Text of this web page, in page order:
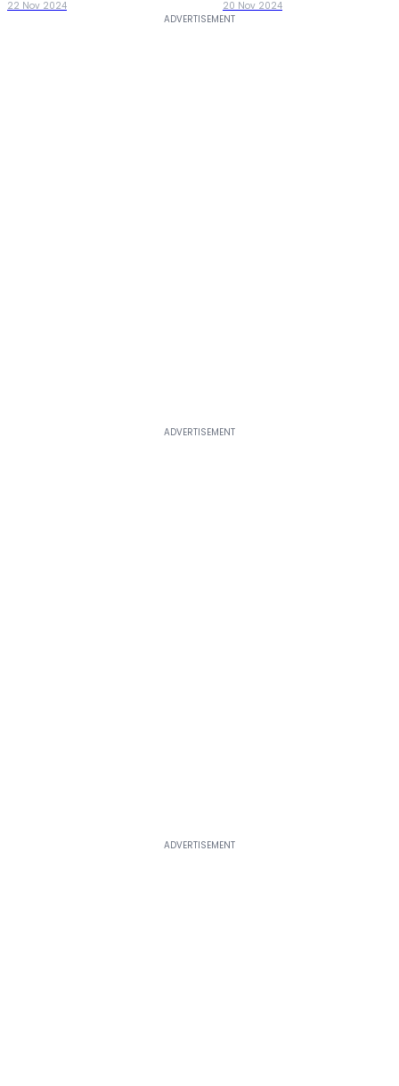
22 Nov 2024 20 Nov 2024